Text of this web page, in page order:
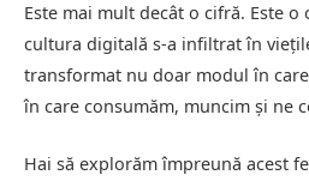
Este mai mult decât o cifră. Este
cultura digitală s-a infiltrat în
transformat nu doar modul în
în care consumăm, muncim și ne
Hai să explorăm împreună acest